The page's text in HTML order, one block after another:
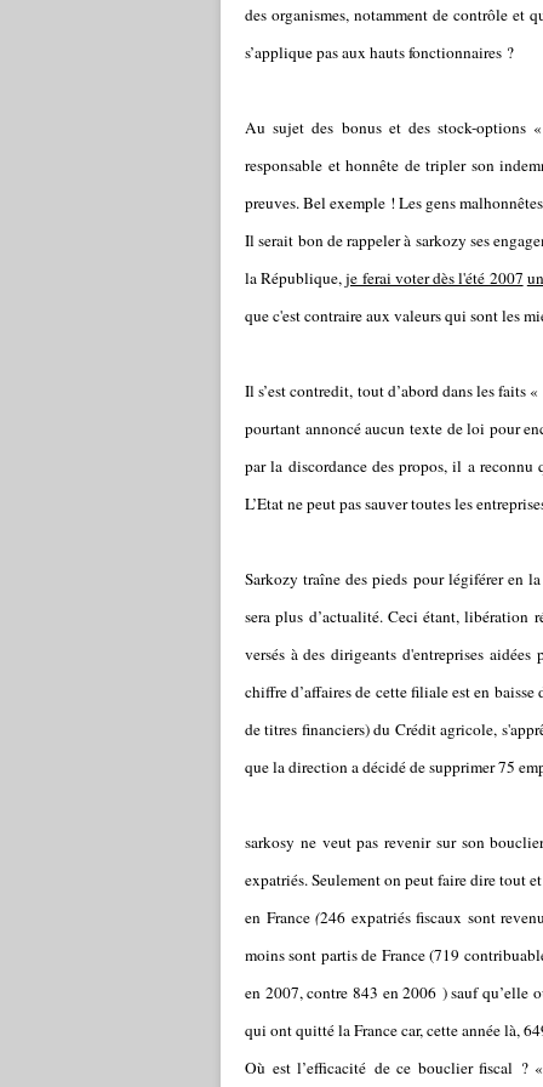
des organismes, notamment de contrôle et
s’applique pas aux hauts fonctionnaires ?
Au sujet des bonus et des stock-options
responsable et honnête de tripler son
preuves. Bel exemple ! Les gens
Il serait bon de rappeler à sarkozy ses
la République,je ferai voter dès l'été 2007
que c'est contraire aux valeurs qui sont les
Il s’est contredit, tout d’abord dans les faits
pourtant annoncé aucun texte de loi pour
par la discordance des propos, il a reconnu
L’Etat ne peut pas sauver toutes les
Sarkozy traîne des pieds pour légiférer en
sera plus d’actualité. Ceci étant, libération
versés à des dirigeants d'entreprises
chiffre d’affaires de cette filiale est en
de titres financiers) du Crédit agricole,
que la direction a décidé de supprimer 75
sarkosy ne veut pas revenir sur son
expatriés. Seulement on peut faire dire tout
en France(246 expatriés fiscaux sont
moins sont partis de France (719
en 2007, contre 843 en 2006 ) sauf qu’elle
qui ont quitté la France car, cette année là,
Où est l’efficacité de ce bouclier fiscal ?